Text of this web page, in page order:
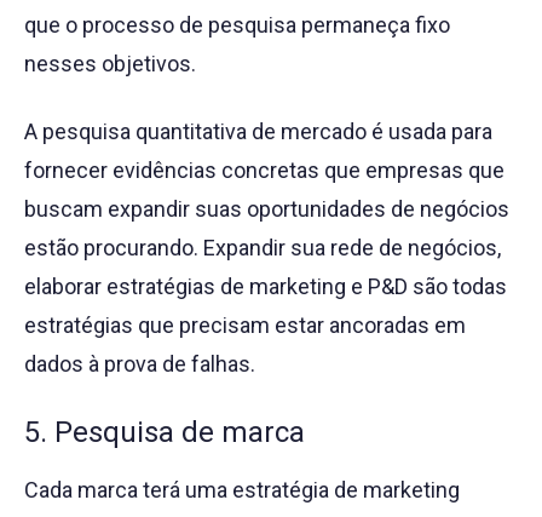
que o processo de pesquisa permaneça fixo
nesses objetivos.
A pesquisa quantitativa de mercado é usada para
fornecer evidências concretas que empresas que
buscam expandir suas oportunidades de negócios
estão procurando. Expandir sua rede de negócios,
elaborar estratégias de marketing e P&D são todas
estratégias que precisam estar ancoradas em
dados à prova de falhas.
5. Pesquisa de marca
Cada marca terá uma estratégia de marketing